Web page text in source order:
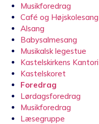
Musikforedrag
Café og Højskolesang
Alsang
Babysalmesang
Musikalsk legestue
Kastelskirkens Kantori
Kastelskoret
Foredrag
Lørdagsforedrag
Musikforedrag
Læsegruppe